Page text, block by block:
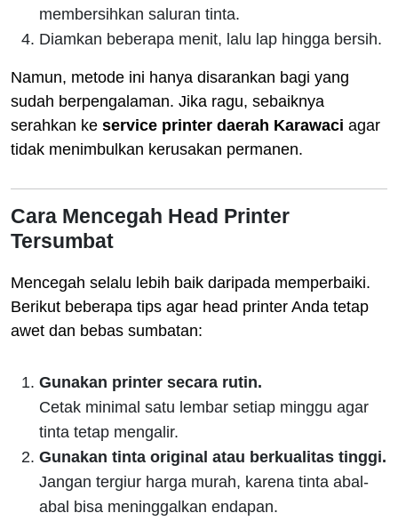
membersihkan saluran tinta.
Diamkan beberapa menit, lalu lap hingga bersih.
Namun, metode ini hanya disarankan bagi yang
sudah berpengalaman. Jika ragu, sebaiknya
serahkan ke service printer daerah Karawaci agar
tidak menimbulkan kerusakan permanen.
Cara Mencegah Head Printer
Tersumbat
Mencegah selalu lebih baik daripada memperbaiki.
Berikut beberapa tips agar head printer Anda tetap
awet dan bebas sumbatan:
Gunakan printer secara rutin.
Cetak minimal satu lembar setiap minggu agar
tinta tetap mengalir.
Gunakan tinta original atau berkualitas tinggi.
Jangan tergiur harga murah, karena tinta abal-
abal bisa meninggalkan endapan.